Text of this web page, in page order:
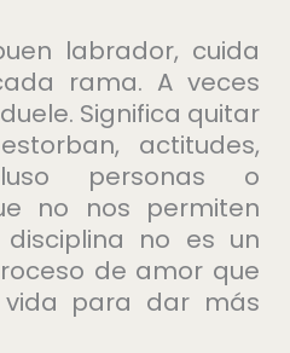
labrador, cuida
rama. A veces
Significa quitar
actitudes,
personas o
no nos permiten
no es un
de amor que
para dar más